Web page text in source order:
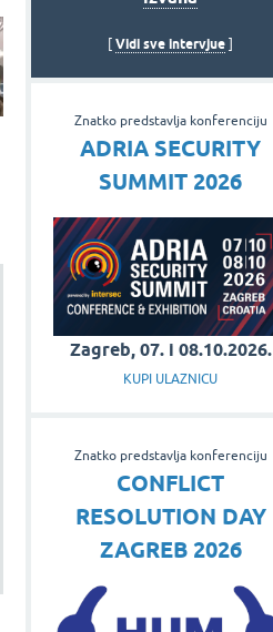
Vidi sve intervjue
Znatko predstavlja konferenciju
ADRIA SECURITY
SUMMIT 2026
Zagreb, 07. i 08.10.2026.
KUPI ULAZNICU
Znatko predstavlja konferenciju
CONFLICT
RESOLUTION DAY
ZAGREB 2026